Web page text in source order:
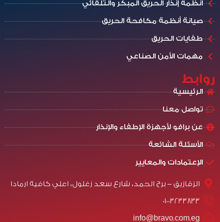
أنظمة إنذار الحريق المبكر والتلقائي
صيانة أنظمة مكافحة الحريق
طفايات الحريق
مهمات الأمن الصناعي
روابط
الرئيسية
تواصل معنا
عن برافو لأجهزة الإطفاء والإنذار
الأسئلة الشائعة
الإعتمادات والمعايير
الزقازيق - برج الحمد، شارع سعد زغلول، اعلي كافية ارمادا
01003233833
info@bravo.com.eg